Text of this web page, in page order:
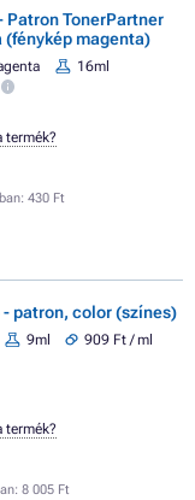
Patron TonerPartner
(fénykép magenta)
16ml
430 Ft
termék?
- patron, color (színes)
9ml
909 Ft / ml
8 005 Ft
termék?